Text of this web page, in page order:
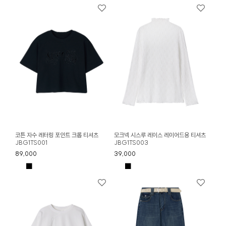
코튼 자수 레터링 포인트 크롭 티셔츠
JBG1TS001
89,000
■
모크넥 시스루 레이스 레이어드용 티셔츠
JBG1TS003
39,000
■